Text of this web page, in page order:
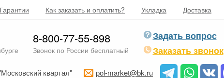
Гарантии Как заказать и оплатить? Укладка Доставка
8-800-77-55-898
Звонок по России бесплатный
Задать вопрос
Заказать звонок
квартал" pol-market@bk.ru